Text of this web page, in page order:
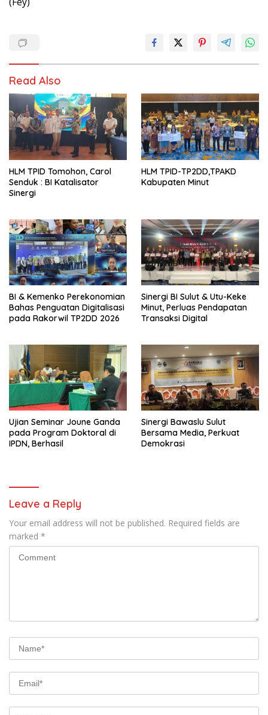
Read Also
HLM TPID Tomohon, Carol
Senduk : BI Katalisator
Sinergi
HLM TPID-TP2DD,TPAKD
Kabupaten Minut
BI & Kemenko Perekonomian
Bahas Penguatan Digitalisasi
pada Rakorwil TP2DD 2026
Sinergi BI Sulut & Utu-Keke
Minut, Perluas Pendapatan
Transaksi Digital
Ujian Seminar Joune Ganda
pada Program Doktoral di
IPDN, Berhasil
Sinergi Bawaslu Sulut
Bersama Media, Perkuat
Demokrasi
Leave a Reply
Your email address will not be published. Required fields are
marked *